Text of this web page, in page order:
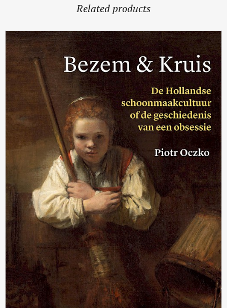
Related products